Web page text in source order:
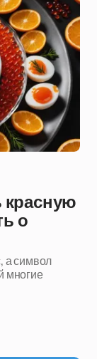
красную
о
а символ
многие